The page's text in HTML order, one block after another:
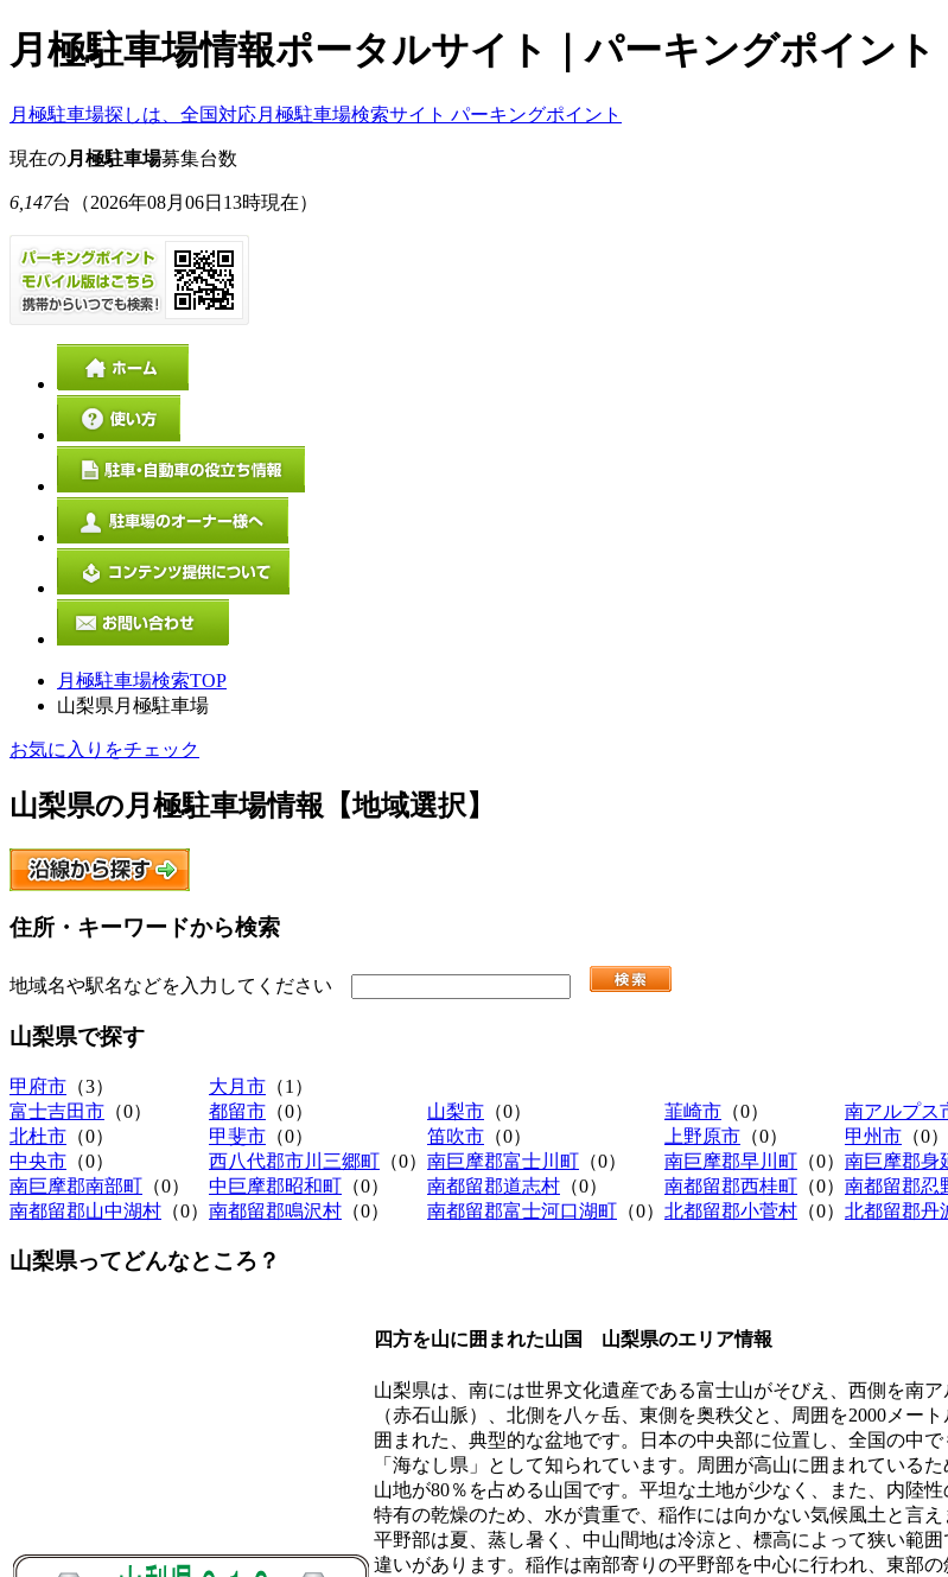
月極駐車場情報ポータルサイト｜パーキングポイント
月極駐車場探しは、全国対応月極駐車場検索サイト パーキングポイント
現在の月極駐車場募集台数
6,147台 （2026年08月06日13時現在）
月極駐車場検索TOP
山梨県月極駐車場
お気に入りをチェック
山梨県の月極駐車場情報【地域選択】
住所・キーワードから検索
地域名や駅名などを入力してください
山梨県で探す
甲府市 （3） 大月市 （1）
富士吉田市 （0） 都留市 （0） 山梨市 （0） 韮崎市 （0） 南アルプス
北杜市 （0） 甲斐市 （0） 笛吹市 （0） 上野原市 （0） 甲州市 （0）
中央市 （0） 西八代郡市川三郷町 （0） 南巨摩郡富士川町 （0） 南巨摩郡早川町 （0） 南巨摩郡身
南巨摩郡南部町 （0） 中巨摩郡昭和町 （0） 南都留郡道志村 （0） 南都留郡西桂町 （0） 南都留郡忍
南都留郡山中湖村 （0） 南都留郡鳴沢村 （0） 南都留郡富士河口湖町 （0） 北都留郡小菅村 （0） 北都留郡丹
山梨県ってどんなところ？
四方を山に囲まれた山国 山梨県のエリア情報
山梨県は、南には世界文化遺産である富士山がそびえ、西側を南ア
（赤石山脈）、北側を八ヶ岳、東側を奥秩父と、周囲を2000メー
囲まれた、典型的な盆地です。日本の中央部に位置し、全国の中で
「海なし県」として知られています。周囲が高山に囲まれているた
山地が80％を占める山国です。平坦な土地が少なく、また、内陸
特有の乾燥のため、水が貴重で、稲作には向かない気候風土と言え
平野部は夏、蒸し暑く、中山間地は冷涼と、標高によって狭い範囲
違いがあります。稲作は南部寄りの平野部を中心に行われ、東部の